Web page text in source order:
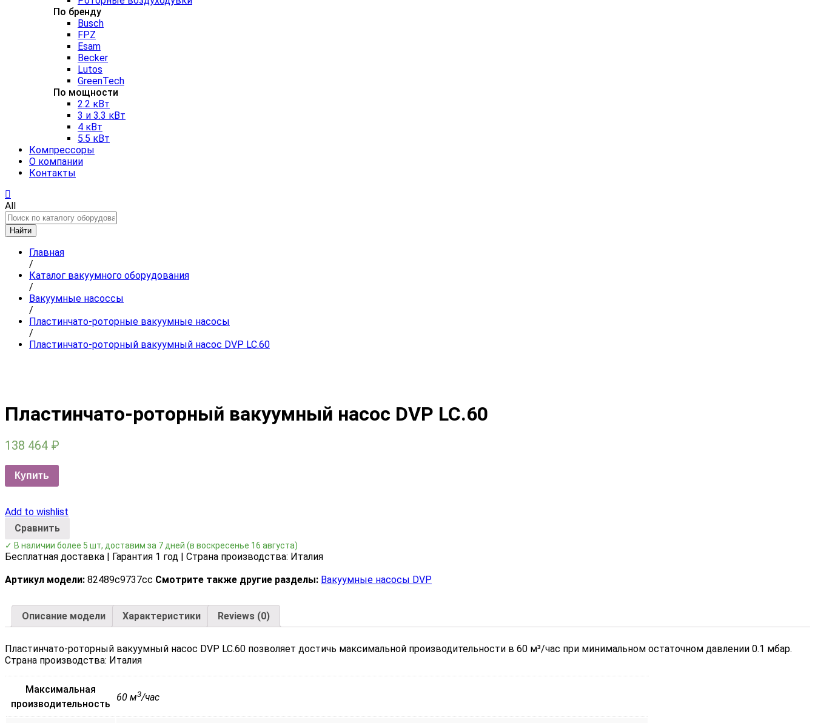
По бренду
Busch
FPZ
Esam
Becker
Lutos
GreenTech
По мощности
2.2 кВт
3 и 3.3 кВт
4 кВт
5.5 кВт
Компрессоры
О компании
Контакты
All
Найти
Главная
/
Каталог вакуумного оборудования
/
Вакуумные насоссы
/
Пластинчато-роторные вакуумные насосы
/
Пластинчато-роторный вакуумный насос DVP LC.60
Пластинчато-роторный вакуумный насос DVP LC.60
138 464 ₽
Купить
Add to wishlist
Сравнить
✓ В наличии более 5 шт, доставим за 7 дней (в воскресенье 16 августа)
Бесплатная доставка | Гарантия 1 год | Страна производства: Италия
Артикул модели: 82489c9737cc Смотрите также другие разделы: Вакуумные насосы DVP
Описание модели Характеристики Reviews (0)
Пластинчато-роторный вакуумный насос DVP LC.60 позволяет достичь максимальной производительности в 60 м³/час при минимальном остаточном давлении 0.1 мбар.
Страна производства: Италия
Максимальная
производительность
60 м3/час